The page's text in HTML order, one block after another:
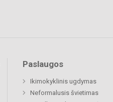
Paslaugos
Ikimokyklinis ugdymas
Neformalusis švietimas